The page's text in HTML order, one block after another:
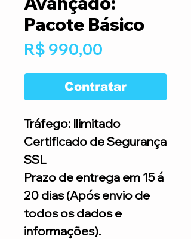
Pacote Básico
R$ 990,00
Contratar
Tráfego: Ilimitado
Certificado de Segurança
SSL
Prazo de entrega em 15 á
20 dias (Após envio de
todos os dados e
informações).